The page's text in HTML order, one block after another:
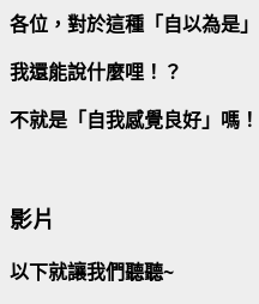
各位，對於這種「自以為是
我還能說什麼哩！？
不就是「自我感覺良好」嗎
影片
以下就讓我們聽聽~